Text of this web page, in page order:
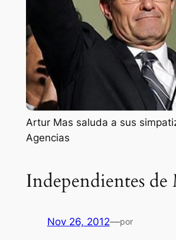
Artur Mas saluda a sus
Agencias
Independientes de
Nov 26, 2012—por